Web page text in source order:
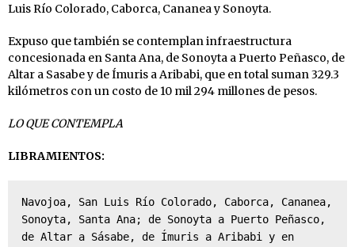
Luis Río Colorado, Caborca, Cananea y Sonoyta.
Expuso que también se contemplan infraestructura
concesionada en Santa Ana, de Sonoyta a Puerto Peñasco, de
Altar a Sasabe y de Ímuris a Aribabi, que en total suman 329.3
kilómetros con un costo de 10 mil 294 millones de pesos.
LO QUE CONTEMPLA
LIBRAMIENTOS:
Navojoa, San Luis Río Colorado, Caborca, Cananea,
Sonoyta, Santa Ana; de Sonoyta a Puerto Peñasco,
de Altar a Sásabe, de Ímuris a Aribabi y en